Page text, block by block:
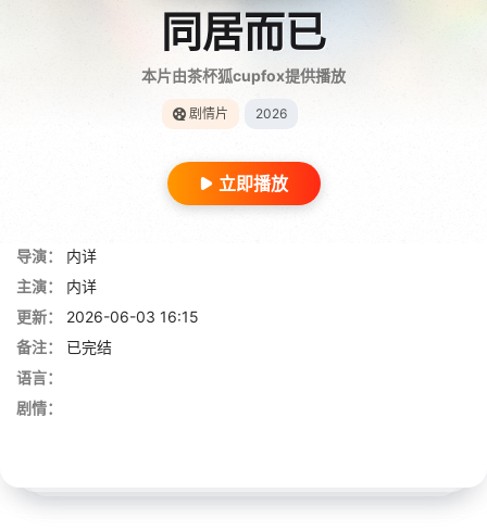
同居而已
本片由茶杯狐cupfox提供播放
剧情片 2026
立即播放
导演：
内详
主演：
内详
更新：
2026-06-03 16:15
备注：
已完结
语言：
剧情：